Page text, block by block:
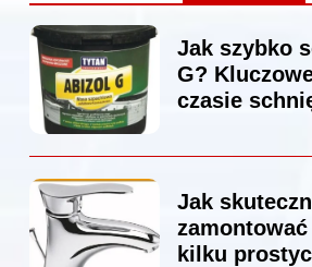
Jak szybko
G?
czasie
Jak
kilku